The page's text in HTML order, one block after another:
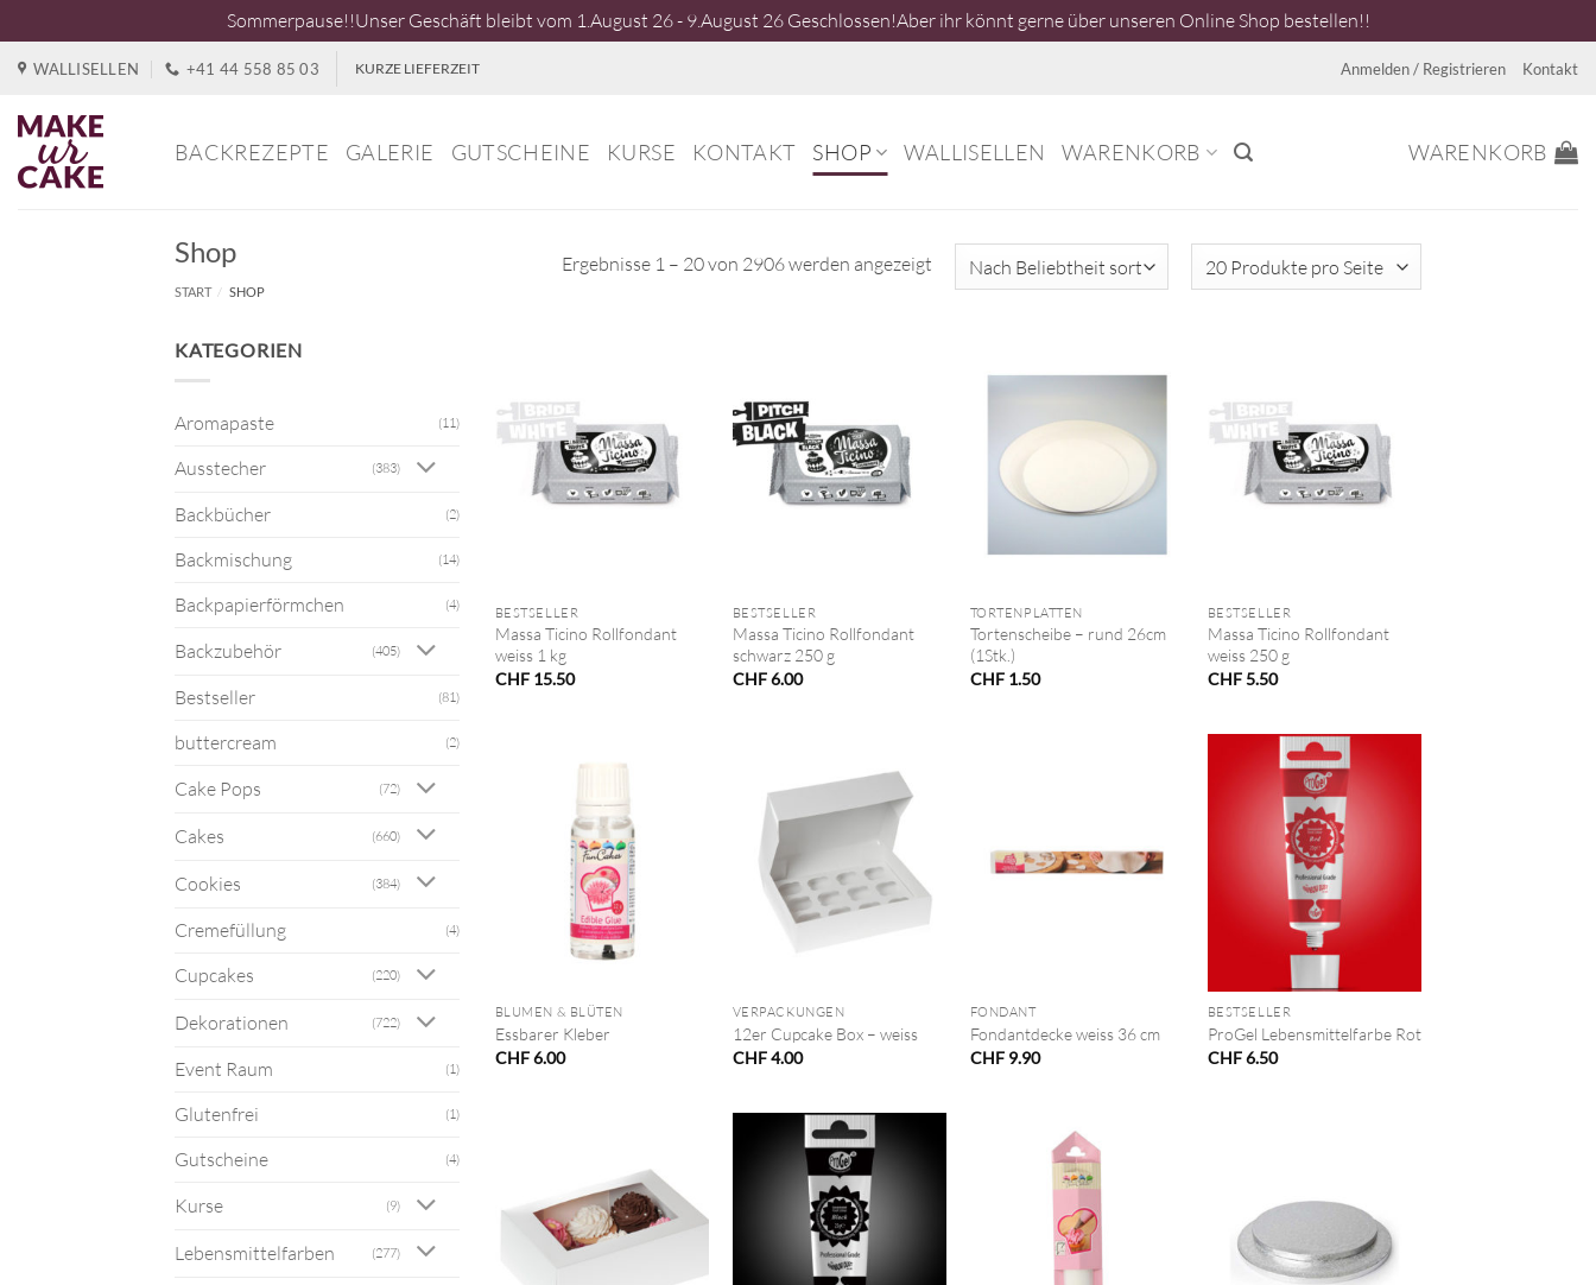
Sommerpause!!Unser Geschäft bleibt vom 1.August 26 - 9.August 26 Geschlossen!Aber ihr könnt gerne über unseren Online Shop bestellen!!
springen
WALLISELLEN +41 44 558 85 03 KURZE LIEFERZEIT Anmelden / Registrieren Kontakt
BACKREZEPTE GALERIE GUTSCHEINE KURSE KONTAKT SHOP WALLISELLEN WARENKORB WARENKORB
Shop
START / SHOP
Ergebnisse 1 – 20 von 2906 werden angezeigtNach
Beliebtheit
KATEGORIEN
Aromapaste (11)
Ausstecher (383)
Backbücher (2)
Backmischung (14)
Backpapierförmchen (4)
Backzubehör (405)
Bestseller (81)
buttercream (2)
Cake Pops (72)
Cakes (660)
Cookies (384)
Cremefüllung (4)
Cupcakes (220)
Dekorationen (722)
Event Raum (1)
Glutenfrei (1)
Gutscheine (4)
Kurse (9)
Lebensmittelfarben (277)
BESTSELLER
Massa Ticino Rollfondant
weiss 1 kg
CHF15.50
BESTSELLER
Massa Ticino Rollfondant
schwarz 250 g
CHF6.00
TORTENPLATTEN
Tortenscheibe – rund 26cm
(1Stk.)
CHF1.50
BESTSELLER
Massa Ticino Rollfondant
weiss 250 g
CHF5.50
BLUMEN & BLÜTEN
Essbarer Kleber
CHF6.00
VERPACKUNGEN
12er Cupcake Box – weiss
CHF4.00
FONDANT
Fondantdecke weiss 36 cm
CHF9.90
BESTSELLER
ProGel Lebensmittelfarbe Rot
CHF6.50